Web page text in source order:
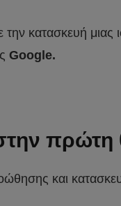
κατασκευή μιας
Google.
στην
και